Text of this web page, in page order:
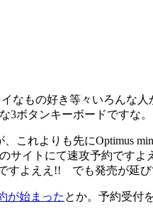
なもの好き等々いろんな人
3ボタンキーボードですな。
これよりも先にOptimus
アのサイトにて速攻予約
よええ!! でも発売が延び
が始まった とか。予約受付